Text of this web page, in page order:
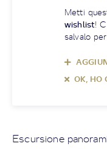
Metti
wishlist!
salvalo
OK, HO
Escursione